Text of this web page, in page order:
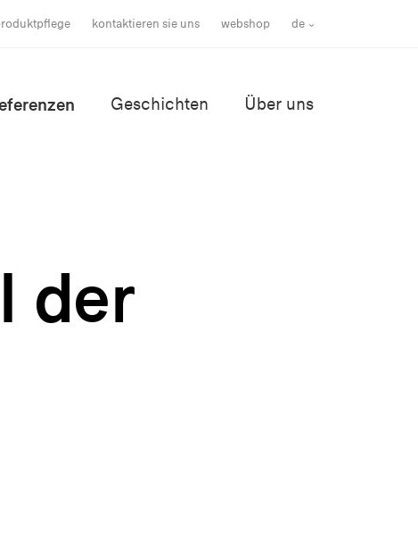
kontaktieren sie uns webshop de
Geschichten Über uns
der